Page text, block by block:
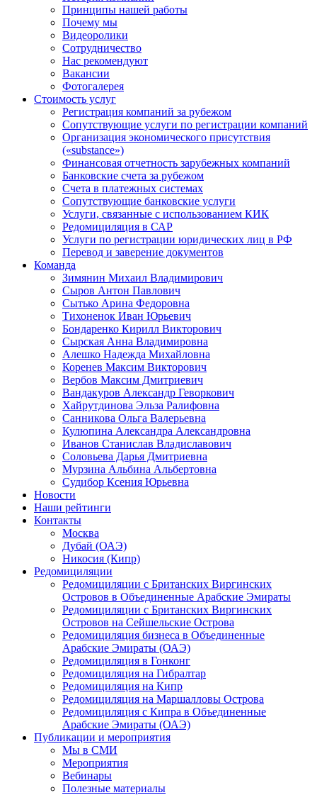
Принципы нашей работы
Почему мы
Видеоролики
Сотрудничество
Нас рекомендуют
Вакансии
Фотогалерея
Стоимость услуг
Регистрация компаний за рубежом
Сопутствующие услуги по регистрации компаний
Организация экономического присутствия
(«substance»)
Финансовая отчетность зарубежных компаний
Банковские счета за рубежом
Счета в платежных системах
Сопутствующие банковские услуги
Услуги, связанные с использованием КИК
Редомициляция в САР
Услуги по регистрации юридических лиц в РФ
Перевод и заверение документов
Команда
Зимянин Михаил Владимирович
Сыров Антон Павлович
Сытько Арина Федоровна
Тихоненок Иван Юрьевич
Бондаренко Кирилл Викторович
Сырская Анна Владимировна
Алешко Надежда Михайловна
Коренев Максим Викторович
Вербов Максим Дмитриевич
Вандакуров Александр Геворкович
Хайрутдинова Эльза Ралифовна
Санникова Ольга Валерьевна
Кулюпина Александра Александровна
Иванов Станислав Владиславович
Соловьева Дарья Дмитриевна
Мурзина Альбина Альбертовна
Судибор Ксения Юрьевна
Новости
Наши рейтинги
Контакты
Москва
Дубай (ОАЭ)
Никосия (Кипр)
Редомициляции
Редомициляции с Британских Виргинских
Островов в Объединенные Арабские Эмираты
Редомициляции с Британских Виргинских
Островов на Сейшельские Острова
Редомициляция бизнеса в Объединенные
Арабские Эмираты (ОАЭ)
Редомициляция в Гонконг
Редомициляция на Гибралтар
Редомициляция на Кипр
Редомициляция на Маршалловы Острова
Редомициляция с Кипра в Объединенные
Арабские Эмираты (ОАЭ)
Публикации и мероприятия
Мы в СМИ
Мероприятия
Вебинары
Полезные материалы